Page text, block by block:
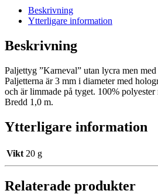
Beskrivning
Ytterligare information
Beskrivning
Paljettyg ”Karneval” utan lycra men
Paljetterna är 3 mm i diameter med
och är limmade på tyget. 100%
Bredd 1,0 m.
Ytterligare information
Vikt 20 g
Relaterade produkter